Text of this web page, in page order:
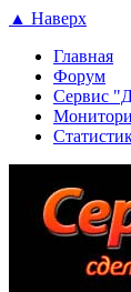
▲ Наверх
Главная
Форум
Сервис